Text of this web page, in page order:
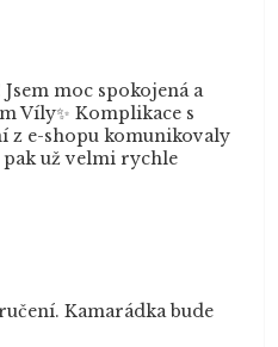
je 5 z 5 hvězdiček.
moc spokojená a
Víly✨ Komplikace s
z e-shopu komunikovaly
pak už velmi rychle
je 5 z 5 hvězdiček.
Kamarádka bude